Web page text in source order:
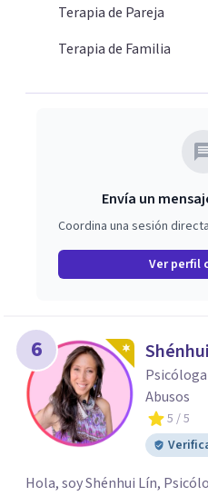
Terapia de Pareja
Terapia de Familia
Envía un
Coordina una sesión
Ver perfil
6
Abusos
5 / 5
Hola, soy Shénhui Lín,